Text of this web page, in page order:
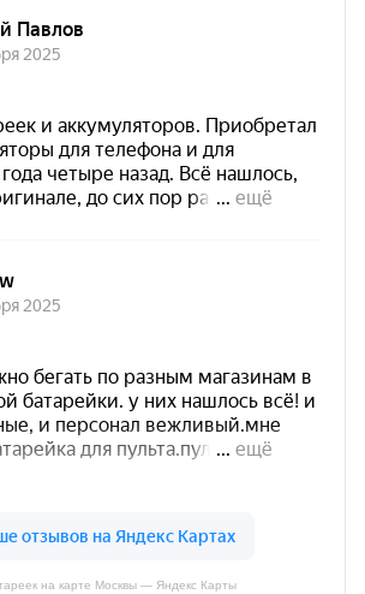
на карте Москвы — Яндекс Карты